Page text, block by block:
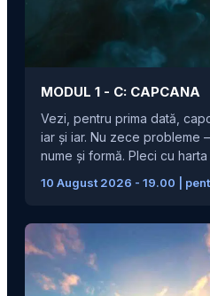
MODUL 1 - C: CAPCANA
Vezi, pentru prima dată,
iar și iar. Nu zece probleme
nume și formă. Pleci cu
10 August 2026 - 19.00 |